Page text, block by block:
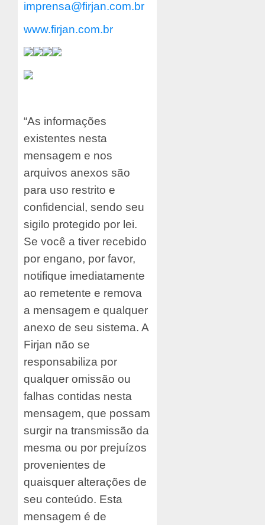
imprensa@firjan.com.br
www.firjan.com.br
“As informações
existentes nesta
mensagem e nos
arquivos anexos são
para uso restrito e
confidencial, sendo seu
sigilo protegido por lei.
Se você a tiver recebido
por engano, por favor,
notifique imediatamente
ao remetente e remova
a mensagem e qualquer
anexo de seu sistema. A
Firjan não se
responsabiliza por
qualquer omissão ou
falhas contidas nesta
mensagem, que possam
surgir na transmissão da
mesma ou por prejuízos
provenientes de
quaisquer alterações de
seu conteúdo. Esta
mensagem é de